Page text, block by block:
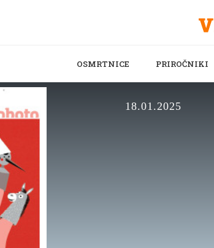
OSMRTNICE PRIROČNIKI
18.01.2025